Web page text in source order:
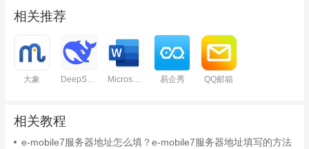
相关推荐
大象 DeepSeek Microsoft Word 易企秀 QQ邮箱
相关教程
e-mobile7服务器地址怎么填？e-mobile7服务器地址填写的方法